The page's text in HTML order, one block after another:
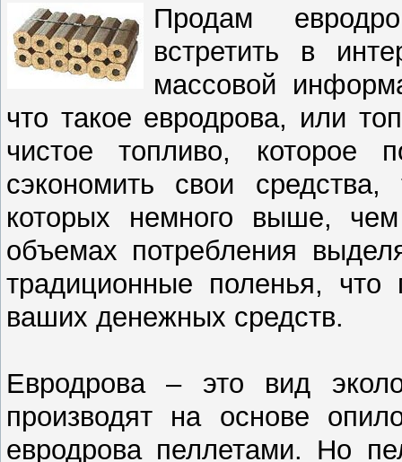
Продам
встретить в
массовой
что такое евродрова, или
чистое топливо,
сэкономить свои
которых немного выше,
объемах потребления
традиционные поленья, что
ваших денежных средств.
Евродрова – это вид
производят на основе
евродрова пеллетами. Но